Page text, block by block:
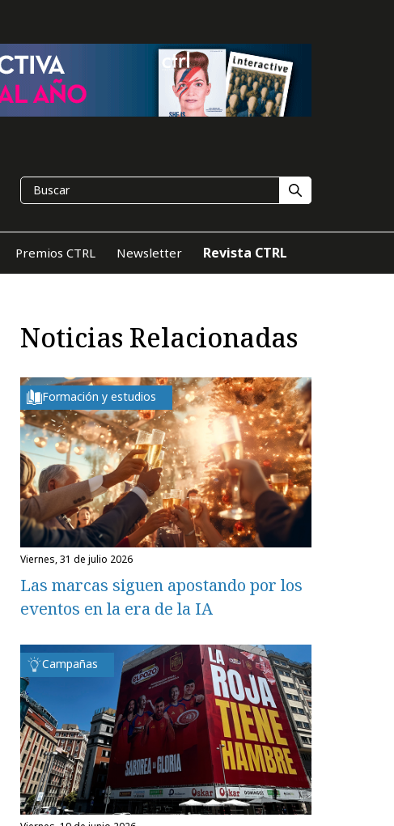
Premios CTRL Newsletter Revista CTRL
Noticias Relacionadas
Formación y estudios
viernes, 31 de julio 2026
Las marcas siguen apostando por los
eventos en la era de la IA
Campañas